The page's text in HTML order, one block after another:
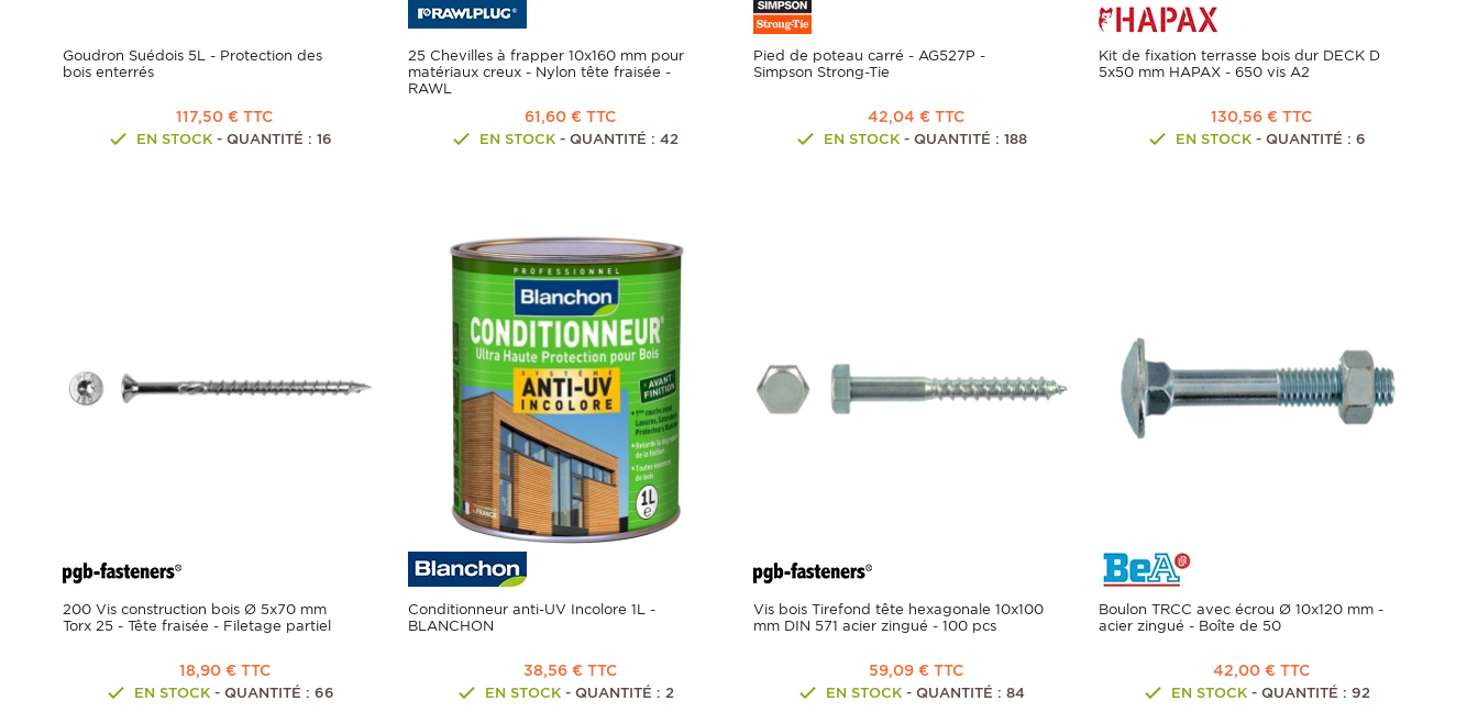
Goudron Suédois 5L - Protection des
bois enterrés
117,50 € TTC
EN STOCK- QUANTITÉ : 16
25 Chevilles à frapper 10x160 mm pour
matériaux creux - Nylon tête fraisée -
RAWL
61,60 € TTC
EN STOCK - QUANTITÉ : 42
Pied de poteau carré - AG527P -
Simpson Strong-Tie
42,04 € TTC
EN STOCK- QUANTITÉ : 188
Kit de fixation terrasse bois dur DECK D
5x50 mm HAPAX - 650 vis A2
130,56 € TTC
EN STOCK- QUANTITÉ : 6
200 Vis construction bois Ø 5x70 mm
Torx 25 - Tête fraisée - Filetage partiel
18,90 € TTC
EN STOCK- QUANTITÉ : 66
Conditionneur anti-UV Incolore 1L -
BLANCHON
38,56 € TTC
EN STOCK- QUANTITÉ : 2
Vis bois Tirefond tête hexagonale 10x100
mm DIN 571 acier zingué - 100 pcs
59,09 € TTC
EN STOCK- QUANTITÉ : 84
Boulon TRCC avec écrou Ø 10x120 mm -
acier zingué - Boîte de 50
42,00 € TTC
EN STOCK- QUANTITÉ : 92